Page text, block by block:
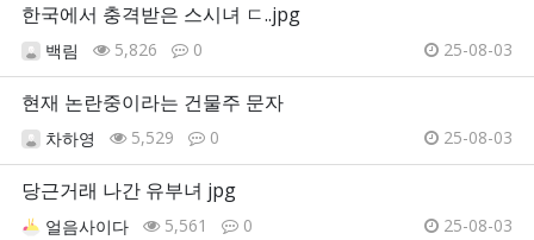
한국에서 충격받은 스시녀 ㄷ..jpg
백림 5,826 0 25-08-03
현재 논란중이라는 건물주 문자
차하영 5,529 0 25-08-03
당근거래 나간 유부녀 jpg
얼음사이다 5,561 0 25-08-03